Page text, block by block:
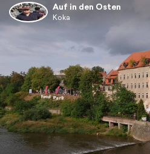
Auf in den Osten
Koka